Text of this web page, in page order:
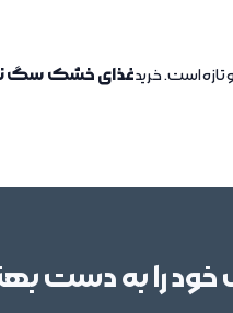
تازه است. خریدغذای خشک سگ
را به دست